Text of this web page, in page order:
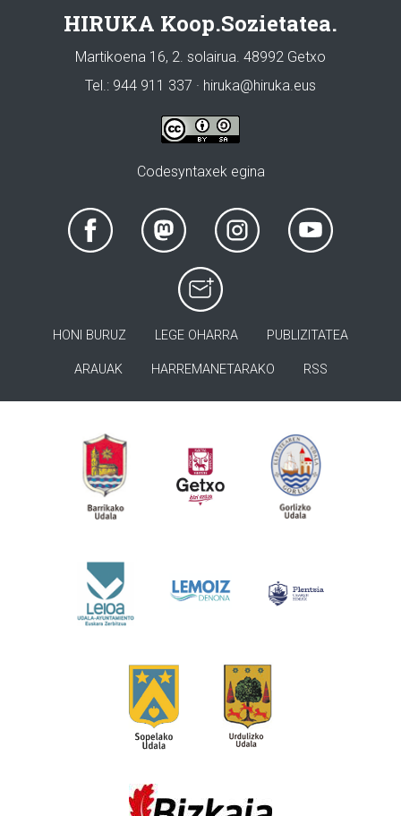
HIRUKA Koop.Sozietatea.
Martikoena 16, 2. solairua. 48992 Getxo
Tel.: 944 911 337 · hiruka@hiruka.eus
Codesyntaxek egina
HONI BURUZ LEGE OHARRA PUBLIZITATEA
ARAUAK HARREMANETARAKO RSS